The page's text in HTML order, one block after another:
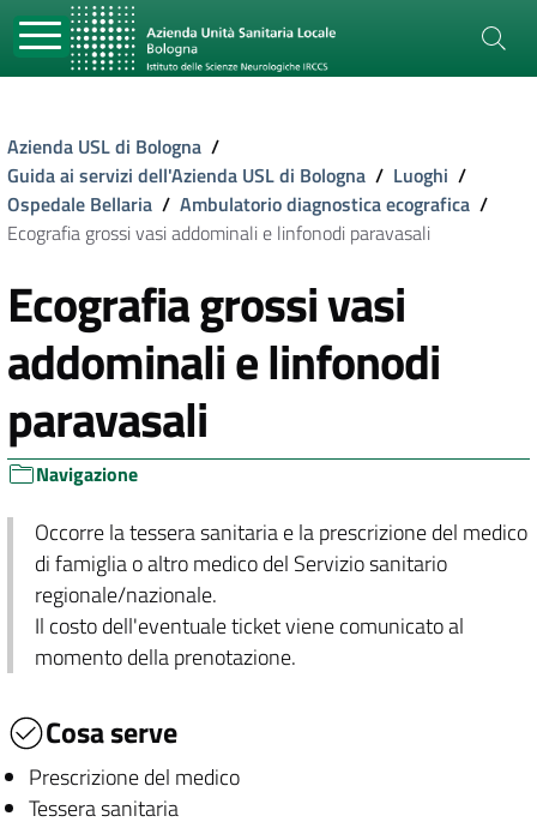
Azienda USL di Bologna /
Guida ai servizi dell'Azienda USL di Bologna / Luoghi /
Ospedale Bellaria / Ambulatorio diagnostica ecografica /
Ecografia grossi vasi addominali e linfonodi paravasali
Ecografia grossi vasi
addominali e linfonodi
paravasali
Navigazione
Occorre la tessera sanitaria e la prescrizione del medico
di famiglia o altro medico del Servizio sanitario
regionale/nazionale.
Il costo dell'eventuale ticket viene comunicato al
momento della prenotazione.
Cosa serve
Prescrizione del medico
Tessera sanitaria